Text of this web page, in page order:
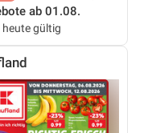
ab 01.08.
heute gültig